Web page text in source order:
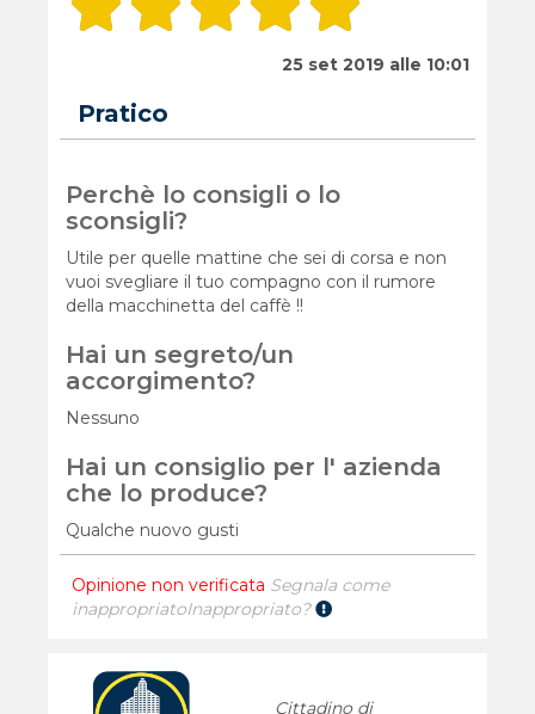
25 set 2019 alle 10:01
Pratico
Perchè lo consigli o lo
sconsigli?
Utile per quelle mattine che sei di corsa e non
vuoi svegliare il tuo compagno con il rumore
della macchinetta del caffè !!
Hai un segreto/un
accorgimento?
Nessuno
Hai un consiglio per l' azienda
che lo produce?
Qualche nuovo gusti
Opinione non verificata Segnala come
inappropriatoInappropriato?
Cittadino di